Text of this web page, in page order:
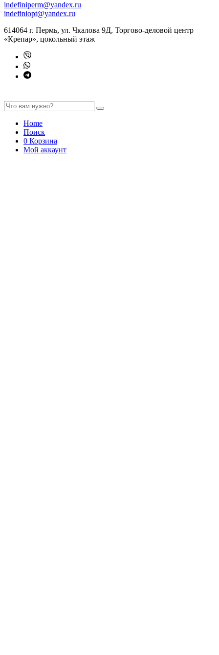
indefiniperm@yandex.ru
indefiniopt@yandex.ru
614064 г. Пермь, ул. Чкалова 9Д, Торгово-деловой центр
«Крепар», цокольный этаж
Home
Поиск
0 Корзина
Мой аккаунт